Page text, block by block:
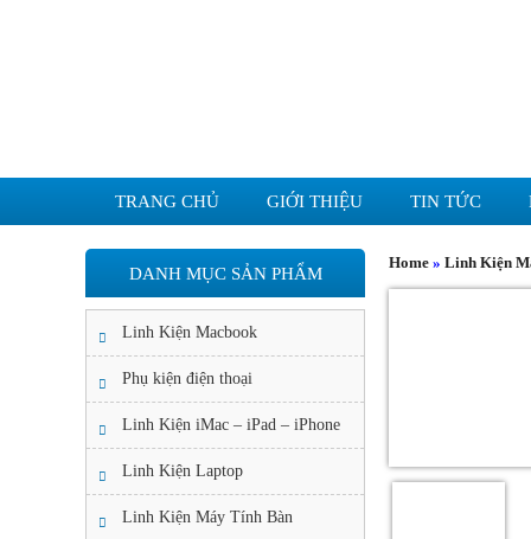
TRANG CHỦ GIỚI THIỆU TIN TỨC
Home » Linh Kiện
DANH MỤC SẢN PHẨM
Linh Kiện Macbook
Phụ kiện điện thoại
Linh Kiện iMac – iPad – iPhone
Linh Kiện Laptop
Linh Kiện Máy Tính Bàn